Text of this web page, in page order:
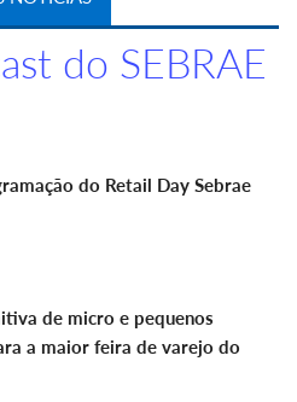
do SEBRAE
do Retail Day Sebrae
de micro e pequenos
a maior feira de varejo do